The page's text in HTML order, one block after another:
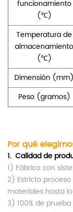
funcionamiento
(℃)
Temperatura de
almacenamiento
(℃)
Dimensión (mm)
Peso (gramos)
Por qué
1. Calidad de
1) Fábrica con
2) Estricto
materiales hasta
3) 100% de